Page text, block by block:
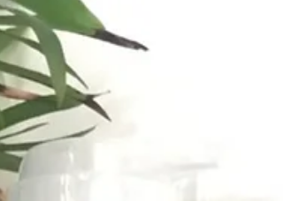
年を送ることができました。 公私ともに大
充実の2019年でした！ 2020年は、今までカ
タチにできていなかったことを、少しずつ
り上げていく一年にしたいと...